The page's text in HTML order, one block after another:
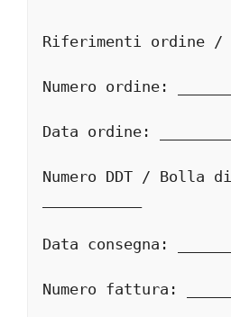
Riferimenti ordine /
Numero ordine:
Data ordine:
Numero DDT / Bolla
Data consegna:
Numero fattura: